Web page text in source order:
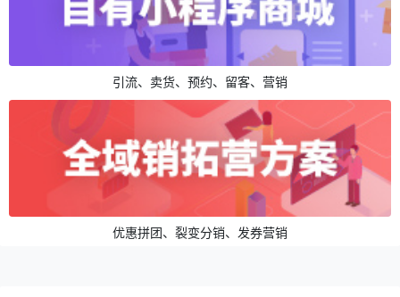
引流、卖货、预约、留客、营销
优惠拼团、裂变分销、发券营销